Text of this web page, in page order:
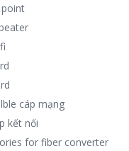
point
cáp mạng
kết nối
for fiber converter